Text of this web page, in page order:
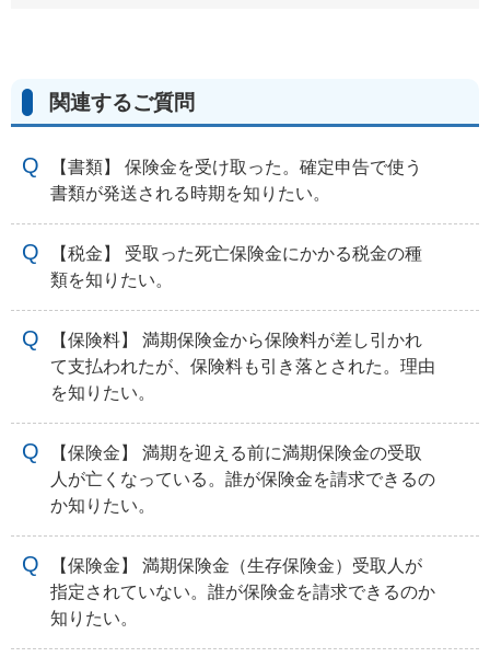
関連するご質問
【書類】 保険金を受け取った。確定申告で使う
書類が発送される時期を知りたい。
【税金】 受取った死亡保険金にかかる税金の種
類を知りたい。
【保険料】 満期保険金から保険料が差し引かれ
て支払われたが、保険料も引き落とされた。理由
を知りたい。
【保険金】 満期を迎える前に満期保険金の受取
人が亡くなっている。誰が保険金を請求できるの
か知りたい。
【保険金】 満期保険金（生存保険金）受取人が
指定されていない。誰が保険金を請求できるのか
知りたい。